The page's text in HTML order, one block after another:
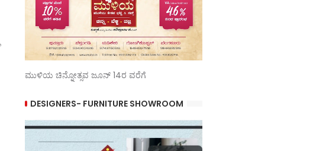
ಮುಳಿಯ ಚಿನ್ನೋತ್ಸವ ಜೂನ್ 14ರ ವರೆಗೆ
DESIGNERS- FURNITURE SHOWROOM